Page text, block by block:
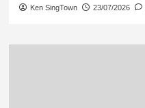
Ken SingTown 23/07/2026